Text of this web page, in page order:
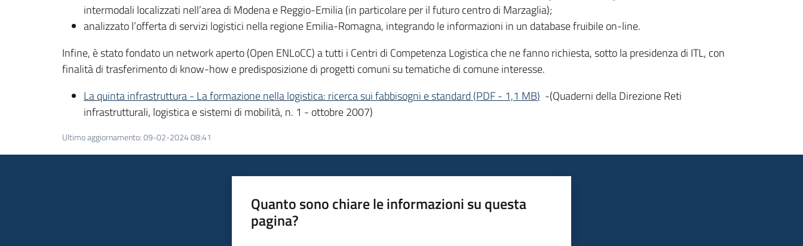
intermodali localizzati nell’area di Modena e Reggio-Emilia (in particolare per il futuro centro di Marzaglia);
analizzato l’offerta di servizi logistici nella regione Emilia-Romagna, integrando le informazioni in un database fruibile on-line.
Infine, è stato fondato un network aperto (Open ENLoCC) a tutti i Centri di Competenza Logistica che ne fanno richiesta, sotto la presidenza di ITL, con
finalità di trasferimento di know-how e predisposizione di progetti comuni su tematiche di comune interesse.
La quinta infrastruttura - La formazione nella logistica: ricerca sui fabbisogni e standard (PDF- 1,1 MB) -(Quaderni della Direzione Reti
infrastrutturali, logistica e sistemi di mobilità, n. 1 - ottobre 2007)
Ultimo aggiornamento:09-02-2024 08:41
Quanto sono chiare le informazioni su questa
pagina?